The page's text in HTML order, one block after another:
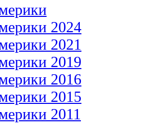
2024
2021
2019
2016
2015
2011